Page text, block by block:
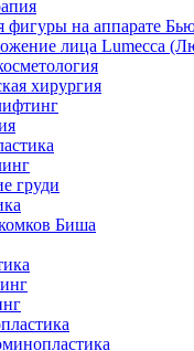
фигуры на аппарате
лица Lumecca
хирургия
груди
Биша